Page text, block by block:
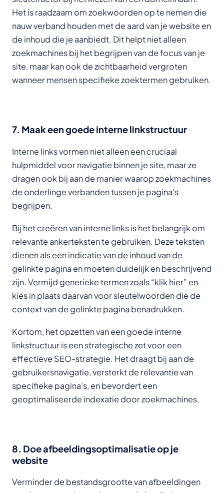
Het is raadzaam om zoekwoorden op te nemen die
nauw verband houden met de aard van je website en
de inhoud die je aanbiedt. Dit helpt niet alleen
zoekmachines bij het begrijpen van de focus van je
site, maar kan ook de zichtbaarheid vergroten
wanneer mensen specifieke zoektermen gebruiken.
7. Maak een goede interne linkstructuur
Interne links vormen niet alleen een cruciaal
hulpmiddel voor navigatie binnen je site, maar ze
dragen ook bij aan de manier waarop zoekmachines
de onderlinge verbanden tussen je pagina’s
begrijpen.
Bij het creëren van interne links is het belangrijk om
relevante ankerteksten te gebruiken. Deze teksten
dienen als een indicatie van de inhoud van de
gelinkte pagina en moeten duidelijk en beschrijvend
zijn. Vermijd generieke termen zoals “klik hier” en
kies in plaats daarvan voor sleutelwoorden die de
context van de gelinkte pagina benadrukken.
Kortom, het opzetten van een goede interne
linkstructuur is een strategische zet voor een
effectieve SEO-strategie. Het draagt bij aan de
gebruikersnavigatie, versterkt de relevantie van
specifieke pagina’s, en bevordert een
geoptimaliseerde indexatie door zoekmachines.
8. Doe afbeeldingsoptimalisatie op je
website
Verminder de bestandsgrootte van afbeeldingen